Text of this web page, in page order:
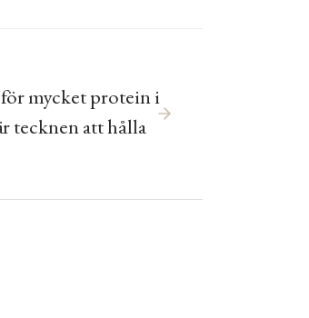
mycket protein i
tecknen att hålla